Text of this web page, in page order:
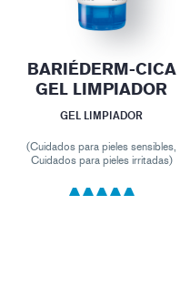
BARIÉDERM-CICA
GEL LIMPIADOR
GEL LIMPIADOR
(Cuidados para pieles sensibles,
Cuidados para pieles irritadas)